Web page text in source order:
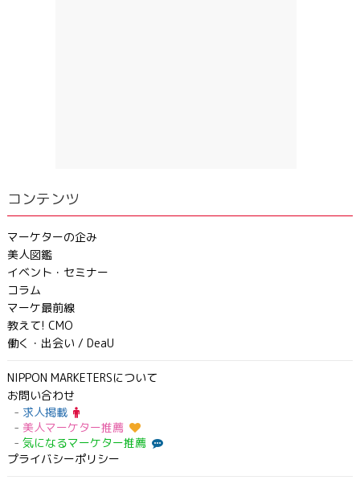
コンテンツ
マーケターの企み
美人図鑑
イベント・セミナー
コラム
マーケ最前線
教えて! CMO
働く・出会い / DeaU
NIPPON MARKETERSについて
お問い合わせ
求人掲載
美人マーケター推薦
気になるマーケター推薦
プライバシーポリシー